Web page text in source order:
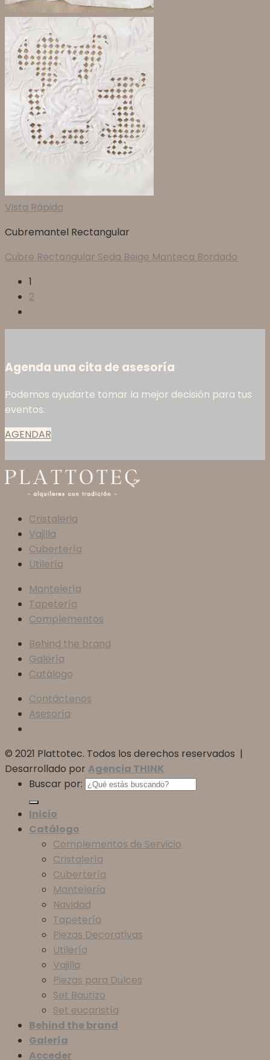
Vista Rápida
Cubremantel Rectangular
Cubre Rectangular Seda Beige Manteca Bordado
1
2
Agenda una cita de asesoría
Podemos ayudarte tomar la mejor decisión para tus
eventos.
AGENDAR
Cristaleria
Vajilla
Cubertería
Utilería
Mantelería
Tapetería
Complementos
Behind the brand
Galería
Catálogo
Contáctenos
Asesoría
© 2021 Plattotec. Todos los derechos reservados |
Desarrollado por Agencia THINK
Buscar por:
Inicio
Catálogo
Complementos de Servicio
Cristalería
Cubertería
Mantelería
Navidad
Tapetería
Piezas Decorativas
Utilería
Vajilla
Piezas para Dulces
Set Bautizo
Set eucaristía
Behind the brand
Galería
Acceder